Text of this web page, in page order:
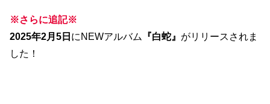
※さらに追記※
2025年2月5日 にNEWアルバム 『白蛇』 がリリースされま
した！